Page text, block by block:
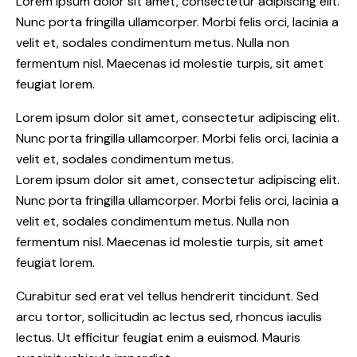
Nunc porta fringilla ullamcorper. Morbi felis orci, lacinia a
velit et, sodales condimentum metus. Nulla non
fermentum nisl. Maecenas id molestie turpis, sit amet
feugiat lorem.
Lorem ipsum dolor sit amet, consectetur adipiscing elit.
Nunc porta fringilla ullamcorper. Morbi felis orci, lacinia a
velit et, sodales condimentum metus.
Lorem ipsum dolor sit amet, consectetur adipiscing elit.
Nunc porta fringilla ullamcorper. Morbi felis orci, lacinia a
velit et, sodales condimentum metus. Nulla non
fermentum nisl. Maecenas id molestie turpis, sit amet
feugiat lorem.
Curabitur sed erat vel tellus hendrerit tincidunt. Sed
arcu tortor, sollicitudin ac lectus sed, rhoncus iaculis
lectus. Ut efficitur feugiat enim a euismod. Mauris